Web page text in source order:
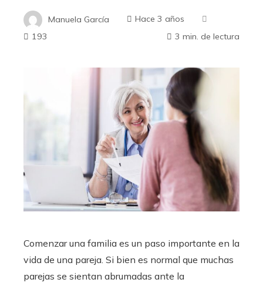
Manuela García
Hace 3 años
193
3 min. de lectura
Comenzar una familia es un paso importante en la
vida de una pareja. Si bien es normal que muchas
parejas se sientan abrumadas ante la